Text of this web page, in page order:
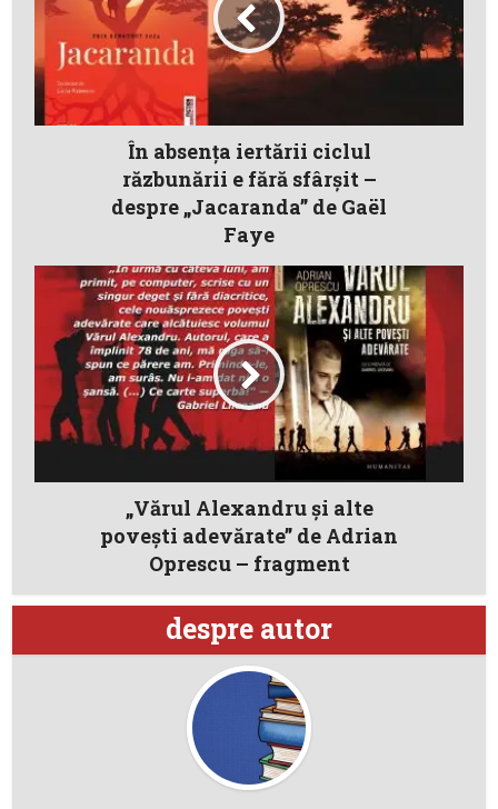
În absența iertării ciclul
răzbunării e fără sfârșit –
despre „Jacaranda” de Gaël
Faye
„Vărul Alexandru și alte
povești adevărate” de Adrian
Oprescu – fragment
despre autor